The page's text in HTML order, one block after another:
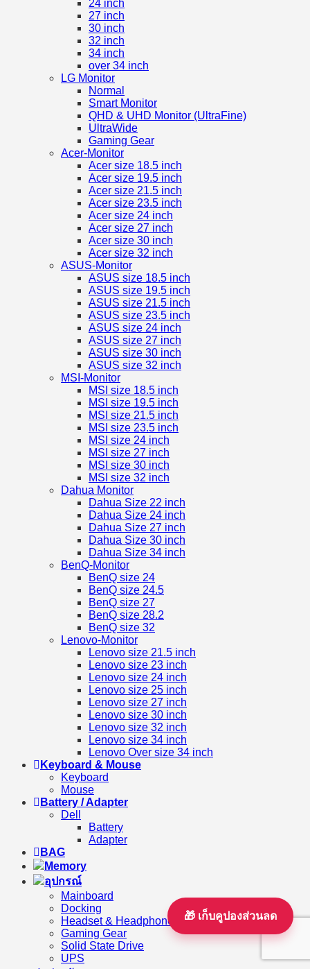
24 inch
27 inch
30 inch
32 inch
34 inch
over 34 inch
LG Monitor
Normal
Smart Monitor
QHD & UHD Monitor (UltraFine)
UltraWide
Gaming Gear
Acer-Monitor
Acer size 18.5 inch
Acer size 19.5 inch
Acer size 21.5 inch
Acer size 23.5 inch
Acer size 24 inch
Acer size 27 inch
Acer size 30 inch
Acer size 32 inch
ASUS-Monitor
ASUS size 18.5 inch
ASUS size 19.5 inch
ASUS size 21.5 inch
ASUS size 23.5 inch
ASUS size 24 inch
ASUS size 27 inch
ASUS size 30 inch
ASUS size 32 inch
MSI-Monitor
MSI size 18.5 inch
MSI size 19.5 inch
MSI size 21.5 inch
MSI size 23.5 inch
MSI size 24 inch
MSI size 27 inch
MSI size 30 inch
MSI size 32 inch
Dahua Monitor
Dahua Size 22 inch
Dahua Size 24 inch
Dahua Size 27 inch
Dahua Size 30 inch
Dahua Size 34 inch
BenQ-Monitor
BenQ size 24
BenQ size 24.5
BenQ size 27
BenQ size 28.2
BenQ size 32
Lenovo-Monitor
Lenovo size 21.5 inch
Lenovo size 23 inch
Lenovo size 24 inch
Lenovo size 25 inch
Lenovo size 27 inch
Lenovo size 30 inch
Lenovo size 32 inch
Lenovo size 34 inch
Lenovo Over size 34 inch
Keyboard & Mouse
Keyboard
Mouse
Battery / Adapter
Dell
Battery
Adapter
BAG
Memory
อุปกรณ์
Mainboard
Docking
Headset & Headphone
Gaming Gear
Solid State Drive
UPS
🎁 เก็บคูปองส่วนลด